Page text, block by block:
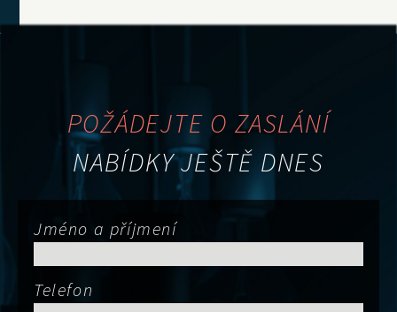
POŽÁDEJTE O ZASLÁNÍ
NABÍDKY JEŠTĚ DNES
Jméno a příjmení
Telefon